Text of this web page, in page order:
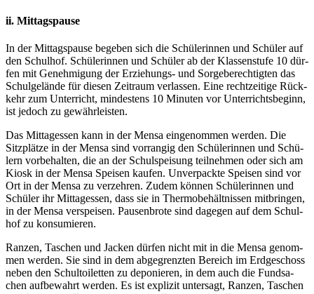
ii. Mittagspause
In der Mit­tags­pau­se bege­ben sich die Schü­le­rin­nen und Schü­ler auf
den Schul­hof. Schü­le­rin­nen und Schü­ler ab der Klas­sen­stu­fe 10 dür­
fen mit Geneh­mi­gung der Erzie­hungs- und Sor­ge­be­rech­tig­ten das
Schul­ge­län­de für die­sen Zeit­raum ver­las­sen. Eine recht­zei­ti­ge Rück­
kehr zum Unter­richt, min­des­tens 10 Minu­ten vor Unter­richts­be­ginn,
ist jedoch zu gewährleisten.
Das Mit­tag­essen kann in der Men­sa ein­ge­nom­men wer­den. Die
Sitz­plät­ze in der Men­sa sind vor­ran­gig den Schü­le­rin­nen und Schü­
lern vor­be­hal­ten, die an der Schul­spei­sung teil­neh­men oder sich am
Kiosk in der Men­sa Spei­sen kau­fen. Unver­pack­te Spei­sen sind vor
Ort in der Men­sa zu ver­zeh­ren. Zudem kön­nen Schü­le­rin­nen und
Schü­ler ihr Mit­tag­essen, dass sie in Ther­m­obe­hält­nis­sen mit­brin­gen,
in der Men­sa ver­spei­sen. Pau­sen­bro­te sind dage­gen auf dem Schul­
hof zu konsumieren.
Ran­zen, Taschen und Jacken dür­fen nicht mit in die Men­sa genom­
men wer­den. Sie sind in dem abge­grenz­ten Bereich im Erd­ge­schoss
neben den Schul­toi­let­ten zu depo­nie­ren, in dem auch die Fund­sa­
chen auf­be­wahrt wer­den. Es ist expli­zit unter­sagt, Ran­zen, Taschen